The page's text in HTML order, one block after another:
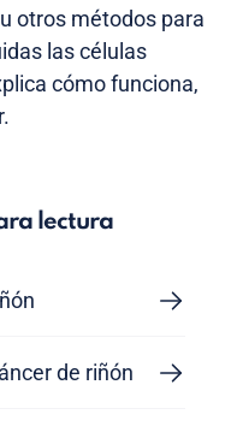
otros métodos para
las células
cómo funciona,
lectura
de riñón